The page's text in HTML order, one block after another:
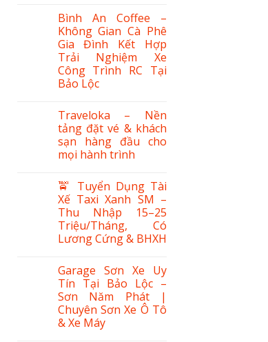
Bình An Coffee –
Không Gian Cà Phê
Gia Đình Kết Hợp
Trải Nghiệm Xe
Công Trình RC Tại
Bảo Lộc
Traveloka – Nền
tảng đặt vé & khách
sạn hàng đầu cho
mọi hành trình
🚖 Tuyển Dụng Tài
Xế Taxi Xanh SM –
Thu Nhập 15–25
Triệu/Tháng, Có
Lương Cứng & BHXH
Garage Sơn Xe Uy
Tín Tại Bảo Lộc –
Sơn Năm Phát |
Chuyên Sơn Xe Ô Tô
& Xe Máy
7 -10Kg số lượng